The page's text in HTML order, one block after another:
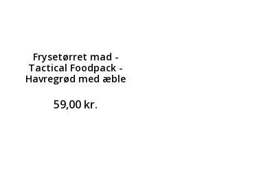
Frysetørret mad -
Tactical Foodpack -
Havregrød med æble
59,00 kr.